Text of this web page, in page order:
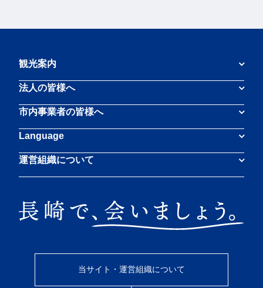
観光案内
法人の皆様へ
市内事業者の皆様へ
Language
運営組織について
当サイト・運営組織について